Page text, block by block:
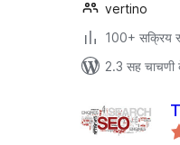
vertino
100+ सक्रिय
2.3 सह चाचणी